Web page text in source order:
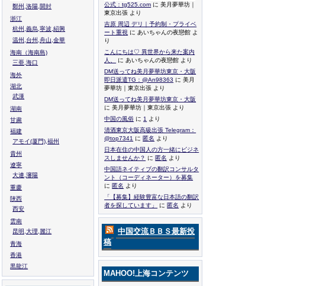
鄭州,洛陽,開封
浙江
杭州,義烏,寧波,紹興
温州,台州,舟山,金華
海南（海南島)
三亜,海口
海外
湖北
武漢
湖南
甘粛
福建
アモイ(厦門),福州
貴州
遼寧
大連,瀋陽
重慶
陜西
西安
雲南
昆明,大理,麗江
青海
香港
黒龍江
公式：tg525.com に 美月夢華坊｜
東京出張 より
吉原 周辺 デリ｜予約制・プライベ
ート重視 に あいちゃんの夜戀館 よ
り
こんにちは♡ 異世界から来た案内
人、
に あいちゃんの夜戀館 より
DM送ってね美月夢華坊東京・大阪
即日派遣TG：@An98363 に 美月
夢華坊｜東京出張 より
DM送ってね美月夢華坊東京・大阪
に 美月夢華坊｜東京出張 より
中国の風俗 に 1
より
清酒東京大阪高級出張 Telegram：
@top7341 に 匿名 より
日本在住の中国人の方一緒にビジネ
スしませんか？ に 匿名 より
中国語ネイティブの翻訳コンサルタ
ント（コーディネーター）を募集
に 匿名 より
「【募集】経験豊富な日本語の翻訳
者を探しています」
に 匿名 より
中国交流ＢＢＳ最新投
稿
MAHOO!上海コンテンツ